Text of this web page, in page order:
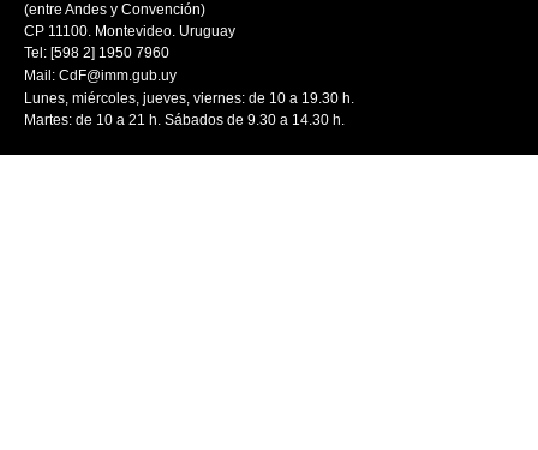
(entre Andes y Convención)
CP 11100. Montevideo. Uruguay
Tel: [598 2] 1950 7960
Mail: CdF@imm.gub.uy
Lunes, miércoles, jueves, viernes: de 10 a 19.30 h.
Martes: de 10 a 21 h. Sábados de 9.30 a 14.30 h.